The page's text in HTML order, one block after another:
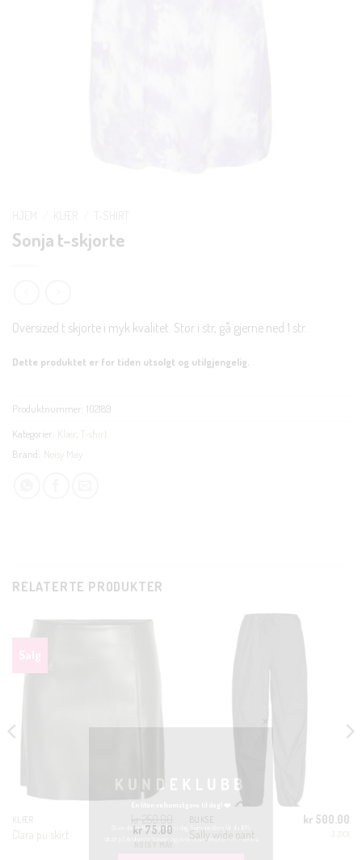
Sonja t-skjorte
Oversized t skjorte i myk kvalitet. Stor i str, gå gjerne ned 1 str.
Dette produktet er for tiden utsolgt og utilgjengelig.
Produktnummer: 102189
Kategorier: Klær T-shirt
Brand: Noisy May
RELATERTE PRODUKTER
KLÆR
Clara pu skirt Opprinnelig
pris
kr 75.00 Nåværende
pris
BUKSE
Sally wide pant
kr 500.00
MODULE
KUNDEKLUBB
En liten velkomstgave til deg! ❤️
Bli en del av Nora-familien i dag. Som medlem får du 10%
rabatt på din første handel og eksklusive fordeler rett i lomma.